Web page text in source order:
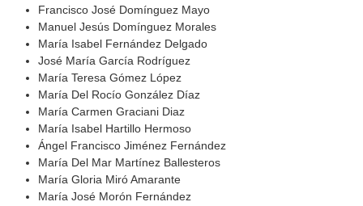
Francisco José Domínguez Mayo
Manuel Jesús Domínguez Morales
María Isabel Fernández Delgado
José María García Rodríguez
María Teresa Gómez López
María Del Rocío González Díaz
María Carmen Graciani Diaz
María Isabel Hartillo Hermoso
Ángel Francisco Jiménez Fernández
María Del Mar Martínez Ballesteros
María Gloria Miró Amarante
María José Morón Fernández